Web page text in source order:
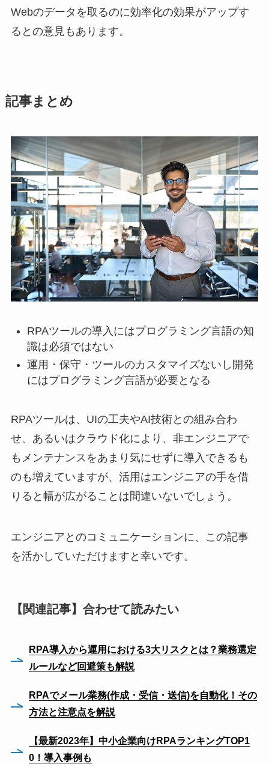
Webのデータを取るのに効率化の効果がアップす
るとの意見もあります。
記事まとめ
RPAツールの導入にはプログラミング言語の知
識は必須ではない
運用・保守・ツールのカスタマイズないし開発
にはプログラミング言語が必要となる
RPAツールは、UIの工夫やAI技術との組み合わ
せ、あるいはクラウド化により、非エンジニアで
もメンテナンスをあまり気にせずに導入できるも
のも増えていますが、活用はエンジニアの手を借
りると幅が広がることは間違いないでしょう。
エンジニアとのコミュニケーションに、この記事
を活かしていただけますと幸いです。
【関連記事】合わせて読みたい
RPA導入から運用における3大リスクとは？業務選定
ルールなど回避策も解説
RPAでメール業務(作成・受信・送信)を自動化！その
方法と注意点を解説
【最新2023年】中小企業向けRPAランキングTOP1
0！導入事例も